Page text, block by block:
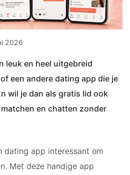
2026
leuk en heel uitgebreid
een andere dating app die je
wil je dan als gratis lid ook
en chatten zonder
dating app interessant om
Met deze handige app